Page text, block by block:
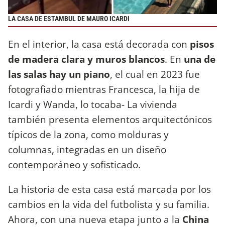
LA CASA DE ESTAMBUL DE MAURO ICARDI
En el interior, la casa está decorada con pisos
de madera clara y muros blancos. En una de
las salas hay un piano, el cual en 2023 fue
fotografiado mientras Francesca, la hija de
Icardi y Wanda, lo tocaba- La vivienda
también presenta elementos arquitectónicos
típicos de la zona, como molduras y
columnas, integradas en un diseño
contemporáneo y sofisticado.
La historia de esta casa está marcada por los
cambios en la vida del futbolista y su familia.
Ahora, con una nueva etapa junto a la China